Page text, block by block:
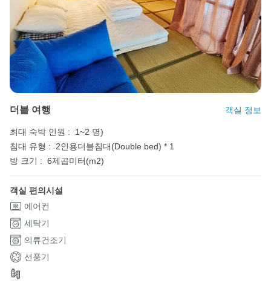
더블 여행 객실 정보
최대 숙박 인원 :
1~2 명)
침대 유형 : 2인용더블침대(Double bed) * 1
방 크기 : 6제곱미터(m2)
객실 편의시설
에어컨
세탁기
의류건조기
선풍기